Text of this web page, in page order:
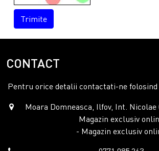
Trimite
CONTACT
Pentru orice detalii contactati-ne folosind
Moara Domneasca, Ilfov, Int. Nicolae
Magazin exclusiv
- Magazin exclusiv